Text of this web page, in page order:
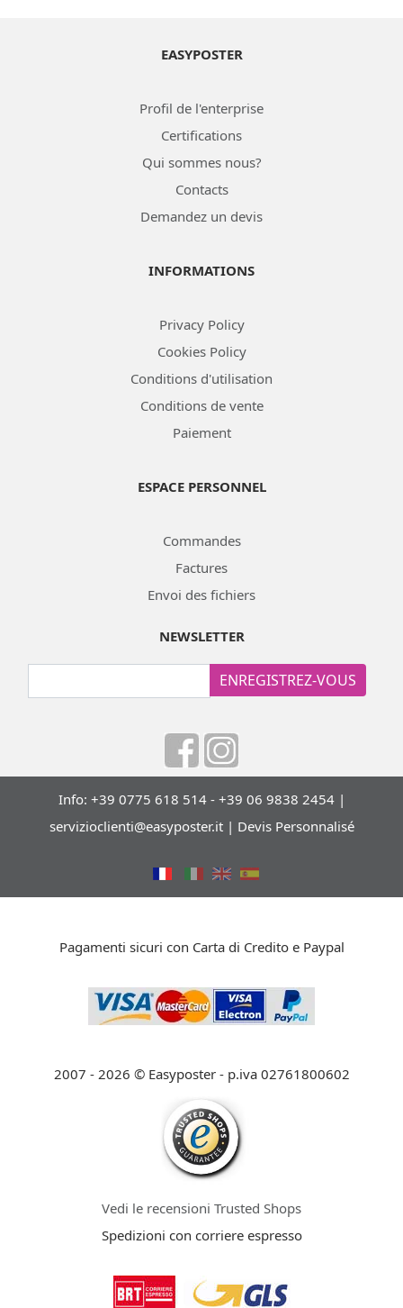
EASYPOSTER
Profil de l'enterprise
Certifications
Qui sommes nous?
Contacts
Demandez un devis
INFORMATIONS
Privacy Policy
Cookies Policy
Conditions d'utilisation
Conditions de vente
Paiement
ESPACE PERSONNEL
Commandes
Factures
Envoi des fichiers
NEWSLETTER
ENREGISTREZ-VOUS
Info: +39 0775 618 514 - +39 06 9838 2454 |
servizioclienti@easyposter.it| Devis Personnalisé
Pagamenti sicuri con Carta di Credito e Paypal
2007 - 2026 © Easyposter - p.iva 02761800602
Vedi le recensioni Trusted Shops
Spedizioni con corriere espresso